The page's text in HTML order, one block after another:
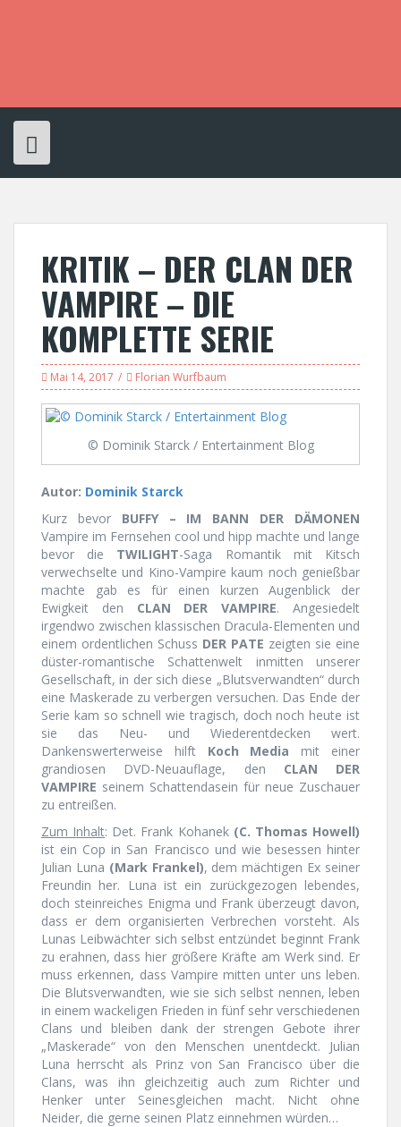
KRITIK – DER CLAN DER
VAMPIRE – DIE
KOMPLETTE SERIE
Mai 14, 2017 Florian Wurfbaum
© Dominik Starck / Entertainment Blog
Autor: Dominik Starck
Kurz bevor BUFFY – IM BANN DER DÄMONEN
Vampire im Fernsehen cool und hipp machte und lange
bevor die TWILIGHT-Saga Romantik mit Kitsch
verwechselte und Kino-Vampire kaum noch genießbar
machte gab es für einen kurzen Augenblick der
Ewigkeit den CLAN DER VAMPIRE. Angesiedelt
irgendwo zwischen klassischen Dracula-Elementen und
einem ordentlichen Schuss DER PATE zeigten sie eine
düster-romantische Schattenwelt inmitten unserer
Gesellschaft, in der sich diese „Blutsverwandten“ durch
eine Maskerade zu verbergen versuchen. Das Ende der
Serie kam so schnell wie tragisch, doch noch heute ist
sie das Neu- und Wiederentdecken wert.
Dankenswerterweise hilft Koch Media mit einer
grandiosen DVD-Neuauflage, den CLAN DER
VAMPIRE seinem Schattendasein für neue Zuschauer
zu entreißen.
Zum Inhalt: Det. Frank Kohanek (C. Thomas Howell)
ist ein Cop in San Francisco und wie besessen hinter
Julian Luna (Mark Frankel), dem mächtigen Ex seiner
Freundin her. Luna ist ein zurückgezogen lebendes,
doch steinreiches Enigma und Frank überzeugt davon,
dass er dem organisierten Verbrechen vorsteht. Als
Lunas Leibwächter sich selbst entzündet beginnt Frank
zu erahnen, dass hier größere Kräfte am Werk sind. Er
muss erkennen, dass Vampire mitten unter uns leben.
Die Blutsverwandten, wie sie sich selbst nennen, leben
in einem wackeligen Frieden in fünf sehr verschiedenen
Clans und bleiben dank der strengen Gebote ihrer
„Maskerade“ von den Menschen unentdeckt. Julian
Luna herrscht als Prinz von San Francisco über die
Clans, was ihn gleichzeitig auch zum Richter und
Henker unter Seinesgleichen macht. Nicht ohne
Neider, die gerne seinen Platz einnehmen würden…